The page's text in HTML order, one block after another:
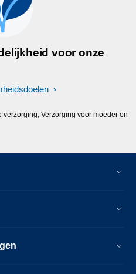
voor onze
Verzorging voor moeder en